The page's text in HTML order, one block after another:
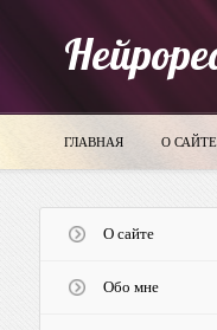
ГЛАВНАЯ О САЙТЕ
О сайте
Обо мне